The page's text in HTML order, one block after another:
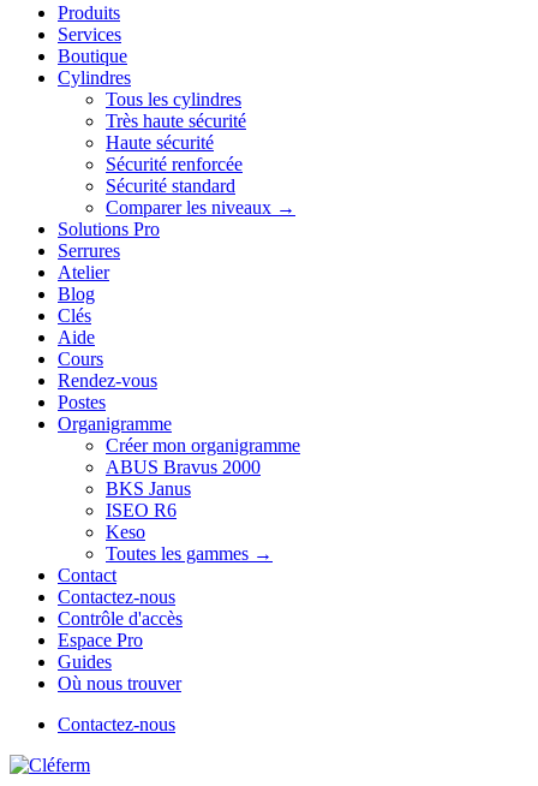
Produits
Services
Boutique
Cylindres
Tous les cylindres
Très haute sécurité
Haute sécurité
Sécurité renforcée
Sécurité standard
Comparer les niveaux →
Solutions Pro
Serrures
Atelier
Blog
Clés
Aide
Cours
Rendez-vous
Postes
Organigramme
Créer mon organigramme
ABUS Bravus 2000
BKS Janus
ISEO R6
Keso
Toutes les gammes →
Contact
Contactez-nous
Contrôle d'accès
Espace Pro
Guides
Où nous trouver
Contactez-nous